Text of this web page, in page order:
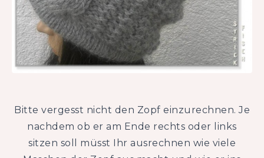
Bitte vergesst nicht den Zopf einzurechnen. Je
nachdem ob er am Ende rechts oder links
sitzen soll müsst Ihr ausrechnen wie viele